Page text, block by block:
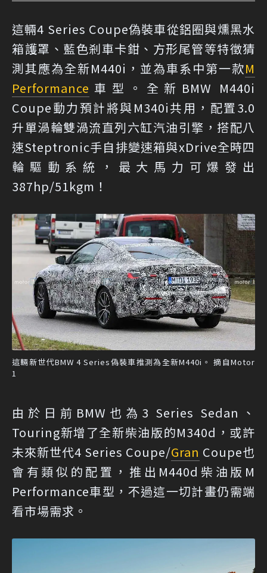
這輛4 Series Coupe偽裝車從鋁圈與燻黑水
箱護罩、藍色剎車卡鉗、方形尾管等特徵猜
測其應為全新M440i，並為車系中第一款M
Performance 車型。全新BMW M440i
Coupe動力預計將與M340i共用，配置3.0
升單渦輪雙渦流直列六缸汽油引擎，搭配八
速Steptronic手自排變速箱與xDrive全時四
輪驅動系統，最大馬力可爆發出
387hp/51kgm！
這輛新世代BMW 4 Series偽裝車推測為全新M440i。 摘自Motor
1
由於日前BMW也為3 Series Sedan、
Touring新增了全新柴油版的M340d，或許
未來新世代4 Series Coupe/Gran Coupe也
會有類似的配置，推出M440d柴油版M
Performance車型，不過這一切計畫仍需端
看市場需求。